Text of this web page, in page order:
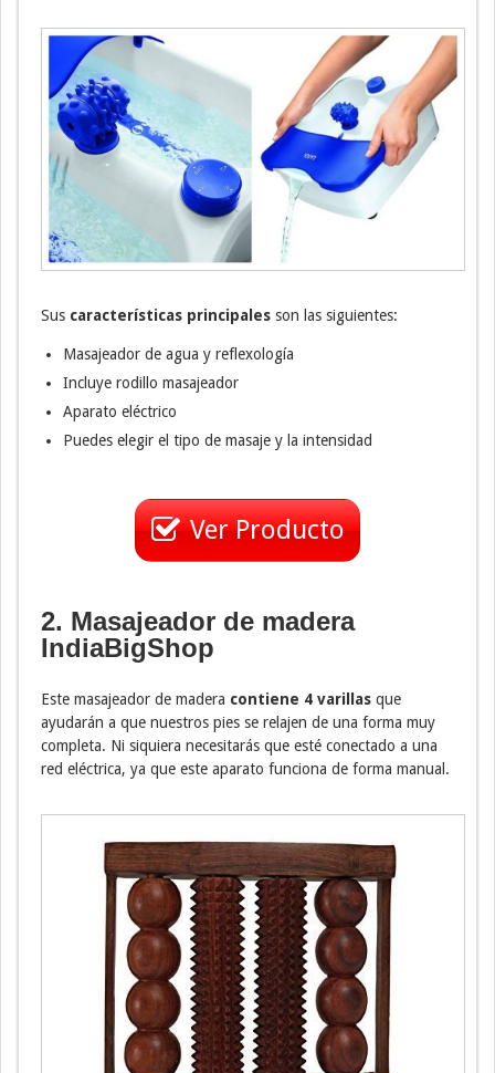
Sus características principales son las siguientes:
Masajeador de agua y reflexología
Incluye rodillo masajeador
Aparato eléctrico
Puedes elegir el tipo de masaje y la intensidad
Ver Producto
2. Masajeador de madera
IndiaBigShop
Este masajeador de madera contiene 4 varillas que
ayudarán a que nuestros pies se relajen de una forma muy
completa. Ni siquiera necesitarás que esté conectado a una
red eléctrica, ya que este aparato funciona de forma manual.